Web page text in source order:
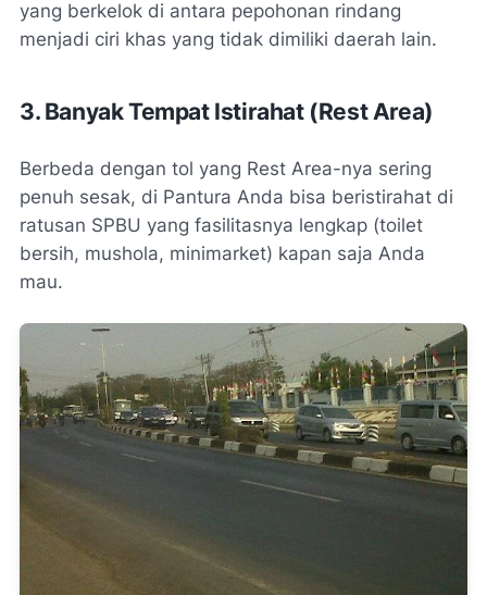
yang berkelok di antara pepohonan rindang
menjadi ciri khas yang tidak dimiliki daerah lain.
3. Banyak Tempat Istirahat (Rest Area)
Berbeda dengan tol yang Rest Area-nya sering
penuh sesak, di Pantura Anda bisa beristirahat di
ratusan SPBU yang fasilitasnya lengkap (toilet
bersih, mushola, minimarket) kapan saja Anda
mau.